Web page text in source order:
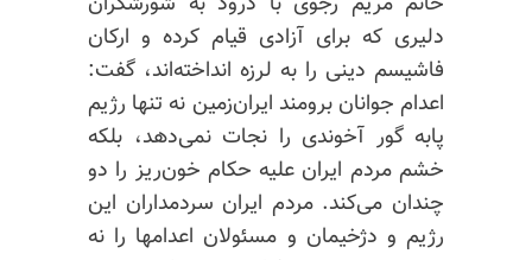
دلیری که برای آزادی قیام کرده و ارکان
فاشیسم دینی را به لرزه انداخته‌اند، گفت:
اعدام جوانان برومند ایران‌زمین نه تنها رژیم
پابه گور آخوندی را نجات نمی‌دهد، بلکه
خشم مردم ایران علیه حکام خون‌ریز را دو
چندان می‌کند. مردم ایران سردمداران این
رژیم و دژخیمان و مسئولان اعدامها را نه